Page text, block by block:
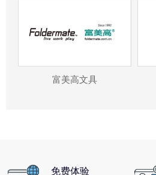
富美高文具
免费体验